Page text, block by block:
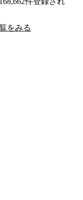
をみる